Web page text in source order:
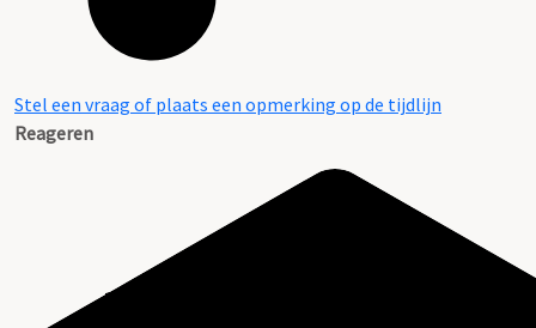
Stel een vraag of plaats een opmerking op de tijdlijn
Reageren